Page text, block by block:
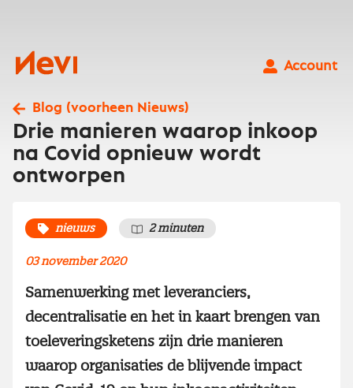
Nevi
Account
Blog (voorheen Nieuws)
Drie manieren waarop inkoop
na Covid opnieuw wordt
ontworpen
nieuws 2 minuten
03 november 2020
Samenwerking met leveranciers,
decentralisatie en het in kaart brengen van
toeleveringsketens zijn drie manieren
waarop organisaties de blijvende impact